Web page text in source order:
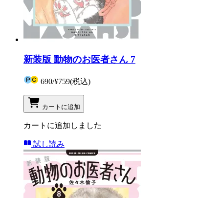
新装版 動物のお医者さん 7
690/¥759(税込)
カートに追加
カートに追加しました
試し読み